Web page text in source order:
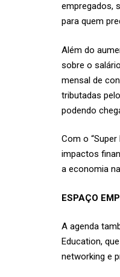
empregados,
para quem
Além do
sobre o
mensal de
tributadas
podendo
Com o
impactos
a economia
ESPAÇO
A agenda
Education,
networking e